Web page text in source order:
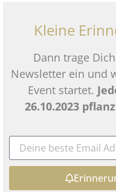
Kleine
Dann trage
Newsletter ein und
Event startet.
26.10.2023